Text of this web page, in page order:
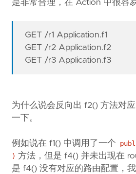
是非常合理，在 Action 中很容
GET /r1 Application.f1
GET /r2 Application.f2
GET /r3 Application.f3
为什么说会反向出 f2() 方法对
一下。
例如说在 f1() 中调用了一个
) 方法，但是 f4() 并未出现在
是 f4() 没有对应的路由配置，